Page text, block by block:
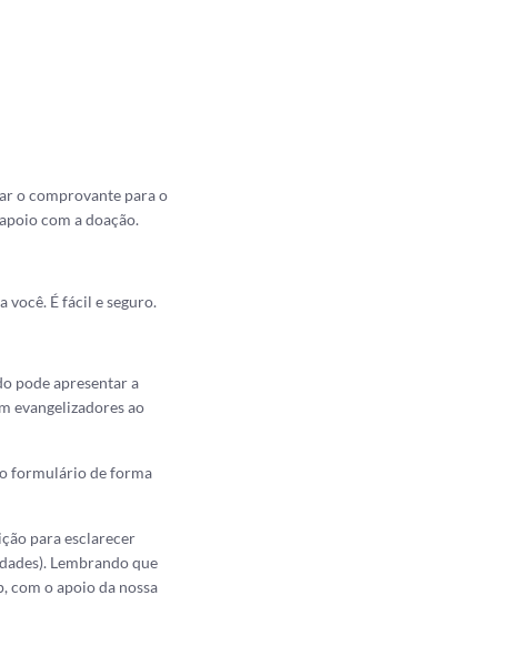
o comprovante para o
com a doação.
você. É fácil e seguro.
pode apresentar a
evangelizadores ao
o formulário de forma
para esclarecer
Lembrando que
com o apoio da nossa